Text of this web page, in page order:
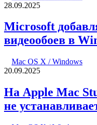
28.09.2025
Microsoft
видеообоев в
Mac OS X / Windows
20.09.2025
На Apple Mac
не